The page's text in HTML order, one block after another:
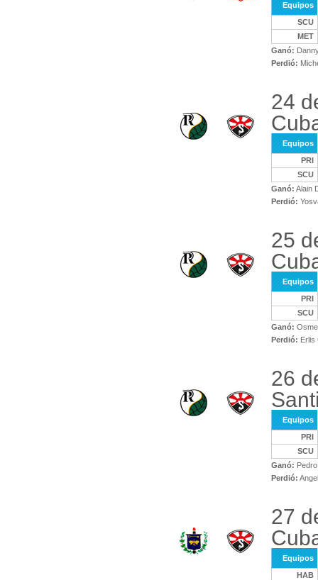
Equipos
SCU
MET
Ganó:
Perdió:
24
Equipos
PRI
SCU
Ganó: Alain
Perdió:
25
Equipos
PRI
SCU
Ganó:
Perdió: Erlis
26
Equipos
PRI
SCU
Ganó:
Perdió:
27
Equipos
HAB